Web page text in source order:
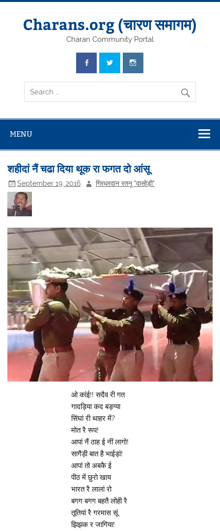
Skip
Charans.org (चारण समागम)
Charan Community Portal
MENU
शहीदां नैं चढा दिया थूक रा फगत दो आंसू
September 19, 2016 गिरधरदान रतनू "दासोड़ी"
ओ कांई!! सदैव री गत
गादड़िया कद बड़ग्या
सिंघां री थाहर में?
मोत रै रूप!
आपां नैं ठाह ई नीं लागो!
सागैड़ी बात है भाईड़ां!
आपां तो अबकै ई
पीठ में छुरो खाय
भारत रै लालां रो
बगग बगग बहतै लोही रै
तूतियां रै गरमास सूं
झिझक र जागिया!